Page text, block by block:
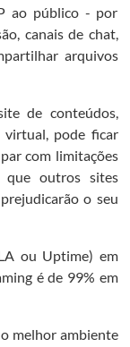
ao público - por
canais de chat,
arquivos
de conteúdos,
virtual, pode ficar
com limitações
que outros sites
o seu
ou Uptime) em
é de 99% em
melhor ambiente